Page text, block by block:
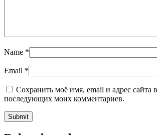
Name *
Email *
Сохранить моё имя, email и адрес сайта
последующих моих комментариев.